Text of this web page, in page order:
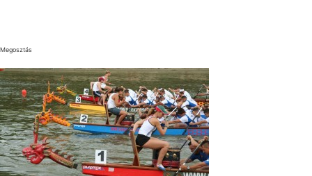
Megosztás